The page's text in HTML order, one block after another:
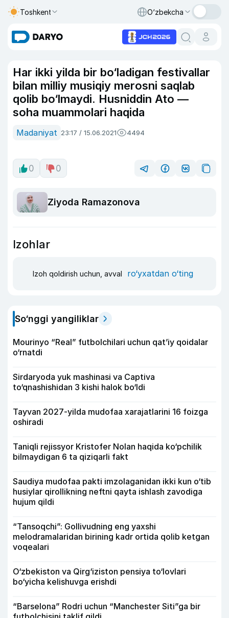
Toshkent O‘zbekcha
Har ikki yilda bir bo‘ladigan festivallar
bilan milliy musiqiy merosni saqlab
qolib bo‘lmaydi. Husniddin Ato —
soha muammolari haqida
Madaniyat 23:17 / 15.06.2021 4494
0 0
Ziyoda Ramazonova
Izohlar
Izoh qoldirish uchun, avval ro‘yxatdan o‘ting
So‘nggi yangiliklar
Mourinyo “Real” futbolchilari uchun qat’iy qoidalar
o‘rnatdi
Sirdaryoda yuk mashinasi va Captiva
to‘qnashishidan 3 kishi halok bo‘ldi
Tayvan 2027-yilda mudofaa xarajatlarini 16 foizga
oshiradi
Taniqli rejissyor Kristofer Nolan haqida ko‘pchilik
bilmaydigan 6 ta qiziqarli fakt
Saudiya mudofaa pakti imzolaganidan ikki kun o‘tib
husiylar qirollikning neftni qayta ishlash zavodiga
hujum qildi
“Tansoqchi”: Gollivudning eng yaxshi
melodramalaridan birining kadr ortida qolib ketgan
voqealari
O‘zbekiston va Qirg‘iziston pensiya to‘lovlari
bo‘yicha kelishuvga erishdi
“Barselona” Rodri uchun “Manchester Siti”ga bir